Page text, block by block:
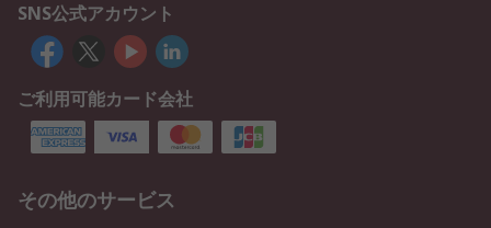
SNS公式アカウント
ご利用可能カード会社
その他のサービス